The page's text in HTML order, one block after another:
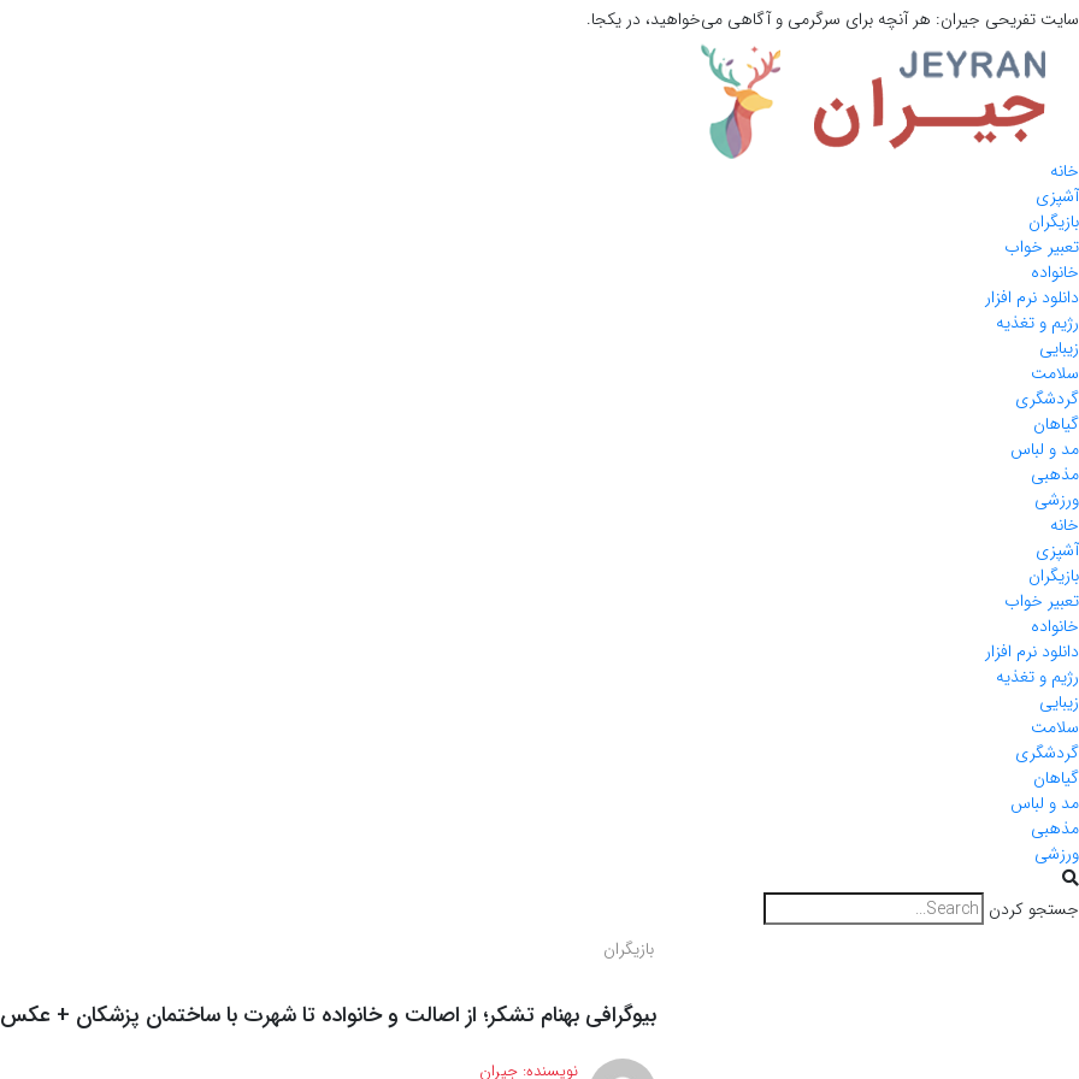
سایت تفریحی جیران: هر آنچه برای سرگرمی و آگاهی می‌خواهید، در یکجا.
خانه
آشپزی
بازیگران
تعبیر خواب
خانواده
دانلود نرم افزار
رژیم و تغذیه
زیبایی
سلامت
گردشگری
گیاهان
مد و لباس
مذهبی
ورزشی
خانه
آشپزی
بازیگران
تعبیر خواب
خانواده
دانلود نرم افزار
رژیم و تغذیه
زیبایی
سلامت
گردشگری
گیاهان
مد و لباس
مذهبی
ورزشی
جستجو کردن
بازیگران
بیوگرافی بهنام تشکر؛ از اصالت و خانواده تا شهرت با ساختمان پزشکان + عکس
نویسنده: جیران